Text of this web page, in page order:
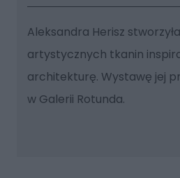
Aleksandra Herisz
artystycznych tkanin
architekturę. Wystawę jej
w Galerii Rotunda.